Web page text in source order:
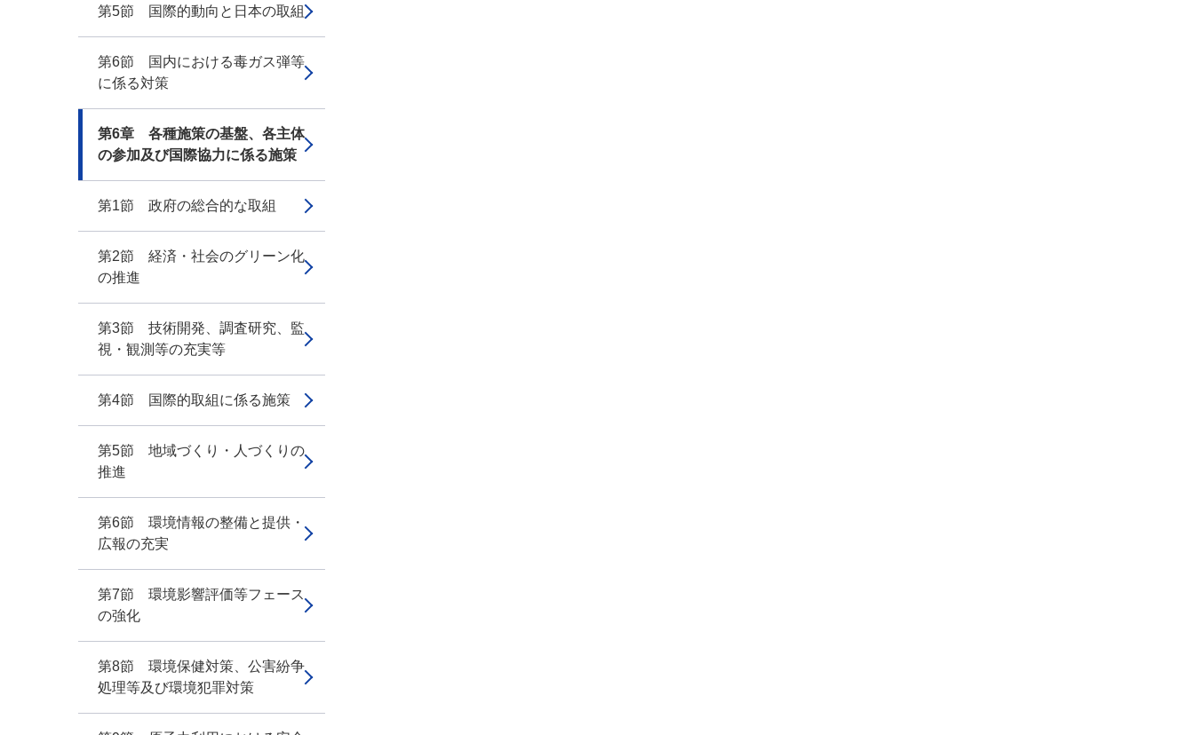
第5節 国際的動向と日本の取組
第6節 国内における毒ガス弾等
に係る対策
第6章 各種施策の基盤、各主体
の参加及び国際協力に係る施策
第1節 政府の総合的な取組
第2節 経済・社会のグリーン化
の推進
第3節 技術開発、調査研究、監
視・観測等の充実等
第4節 国際的取組に係る施策
第5節 地域づくり・人づくりの
推進
第6節 環境情報の整備と提供・
広報の充実
第7節 環境影響評価等フェース
の強化
第8節 環境保健対策、公害紛争
処理等及び環境犯罪対策